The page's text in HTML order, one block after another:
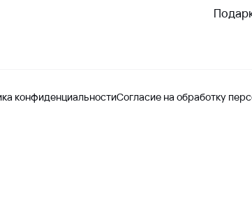
конфиденциальностиСогласие на обработку